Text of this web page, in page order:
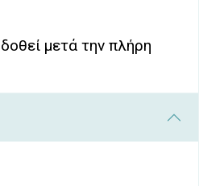
μετά την πλήρη